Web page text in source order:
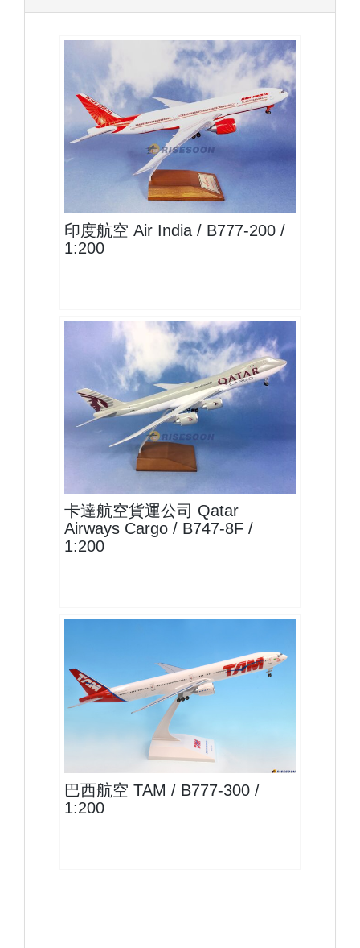
AIC20B772P01 $1800
印度航空 Air India / B777-200 /
1:200
QTR20B748F01
卡達航空貨運公司 Qatar
Airways Cargo / B747-8F /
1:200
TAM20B773P02 $1600
巴西航空 TAM / B777-300 /
1:200